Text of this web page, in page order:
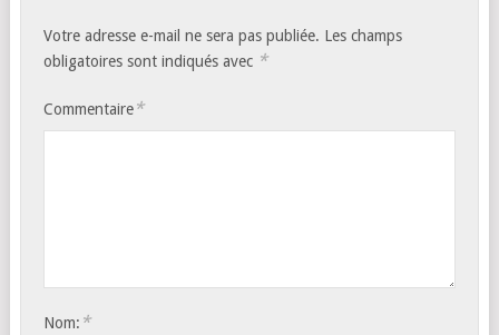
Votre adresse e-mail ne sera pas publiée. Les champs
obligatoires sont indiqués avec *
Commentaire*
Nom: *